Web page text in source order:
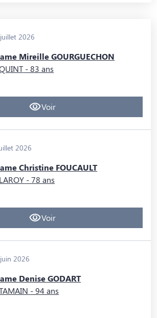
2026
Mireille GOURGUECHON
- 83 ans
Voir
2026
Christine FOUCAULT
- 78 ans
Voir
2026
Denise GODART
- 94 ans